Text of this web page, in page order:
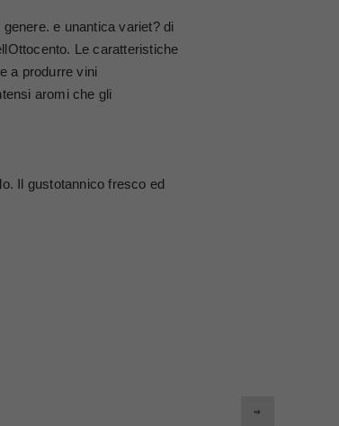
e unantica variet? di
Le caratteristiche
a produrre vini
aromi che gli
Il gustotannico fresco ed